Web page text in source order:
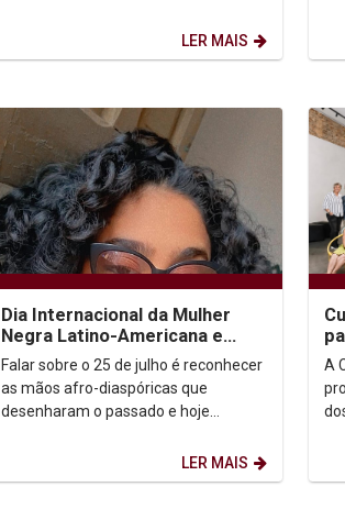
LER MAIS
Dia Internacional da Mulher
Negra Latino-Americana e
Caribenha
Falar sobre o 25 de julho é reconhecer
as mãos afro-diaspóricas que
desenharam o passado e hoje
LER MAIS
A